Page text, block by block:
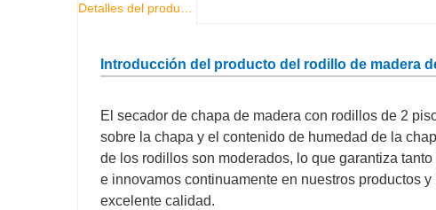
Detalles del producto
Introducción del producto del rodillo de madera
El secador de chapa de madera con rodillos de 2
sobre la chapa y el contenido de humedad de la
de los rodillos son moderados, lo que garantiza
e innovamos continuamente en nuestros productos
excelente calidad.